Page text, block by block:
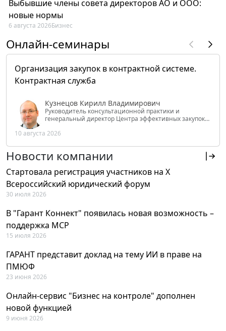
Выбывшие члены совета директоров АО и ООО:
новые нормы
6 августа 2026Бизнес
Онлайн-семинары
Организация закупок в контрактной системе.
Контрактная служба
Кузнецов Кирилл Владимирович
Руководитель консультационной практики и
генеральный директор Центра эффективных закупок
РФ
10 августа 2026
Новости компании
Стартовала регистрация участников на X
Всероссийский юридический форум
30 июля 2026
В "Гарант Коннект" появилась новая возможность –
поддержка MCP
15 июля 2026
ГАРАНТ представит доклад на тему ИИ в праве на
ПМЮФ
23 июня 2026
Онлайн-сервис "Бизнес на контроле" дополнен
новой функцией
9 июня 2026